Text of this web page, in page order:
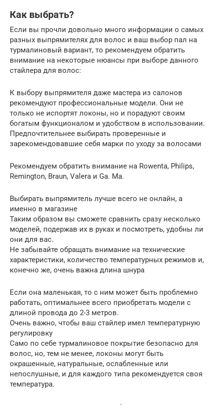
Как выбрать?
Если вы прочли довольно много информации о самых
разных выпрямителях для волос и ваш выбор пал на
турмалиновый вариант, то рекомендуем обратить
внимание на некоторые нюансы при выборе данного
стайлера для волос:
К выбору выпрямителя даже мастера из салонов
рекомендуют профессиональные модели. Они не
только не испортят локоны, но и порадуют своим
богатым функционалом и удобством в использовании.
Предпочтительнее выбирать проверенные и
зарекомендовавшие себя марки по уходу за волосами
Рекомендуем обратить внимание на Rowenta, Philips,
Remington, Braun, Valera и Ga. Ma.
Выбирать выпрямитель лучше всего не онлайн, а
именно в магазине
Таким образом вы сможете сравнить сразу несколько
моделей, подержав их в руках и посмотреть, удобны ли
они для вас.
Не забывайте обращать внимание на технические
характеристики, количество температурных режимов и,
конечно же, очень важна длина шнура
Если она маленькая, то с ним может быть проблемно
работать, оптимальнее всего приобретать модели с
длиной провода до 2-3 метров.
Очень важно, чтобы ваш стайлер имел температурную
регулировку
Само по себе турмалиновое покрытие безопасно для
волос, но, тем не менее, локоны могут быть
окрашенные, натуральные, ослабленные или
непослушные, и для каждого типа рекомендуется своя
температура.